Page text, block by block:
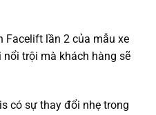
Facelift lần 2 của mẫu xe
trội mà khách hàng sẽ
có sự thay đổi nhẹ trong